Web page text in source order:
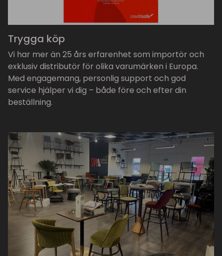
Trygga köp
Vi har mer än 25 års erfarenhet som importör och
exklusiv distributör för olika varumärken i Europa.
Med engagemang, personlig support och god
service hjälper vi dig – både före och efter din
beställning.